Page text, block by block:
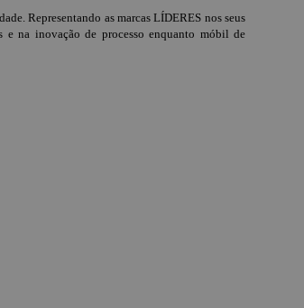
Representando as marcas LÍDERES nos seus
e na inovação de processo enquanto móbil de